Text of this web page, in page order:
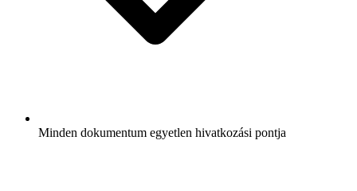
Minden dokumentum egyetlen hivatkozási pontja